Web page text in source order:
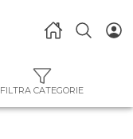
FILTRA CATEGORIE